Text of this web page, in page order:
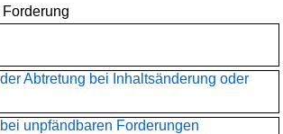
Abtretung bei Inhaltsänderung oder
unpfändbaren Forderungen